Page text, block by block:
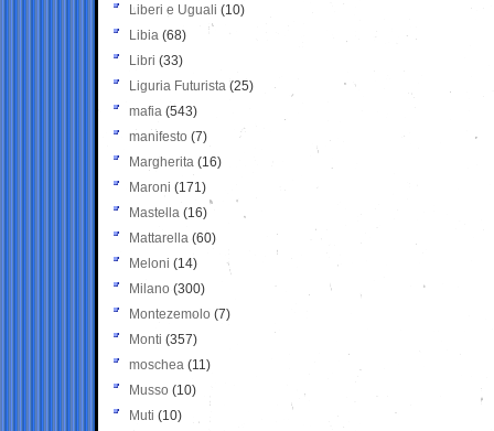
Liberi e Uguali (10)
Libia (68)
Libri (33)
Liguria Futurista (25)
mafia (543)
manifesto (7)
Margherita (16)
Maroni (171)
Mastella (16)
Mattarella (60)
Meloni (14)
Milano (300)
Montezemolo (7)
Monti (357)
moschea (11)
Musso (10)
Muti (10)